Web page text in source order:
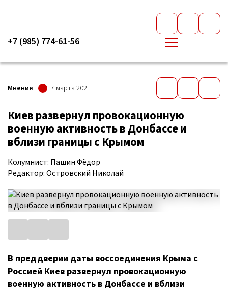
+7 (985) 774-61-56
Мнения 17 марта 2021
Киев развернул провокационную
военную активность в Донбассе и
вблизи границы с Крымом
Колумнист: Пашин Фёдор
Редактор: Островский Николай
В преддверии даты воссоединения Крыма с
Россией Киев развернул провокационную
военную активность в Донбассе и вблизи